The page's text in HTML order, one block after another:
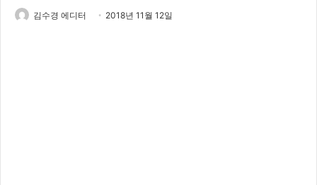
김수경 에디터 2018년 11월 12일